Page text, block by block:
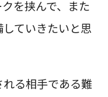
を挟んで、また
ていきたいと思
る相手である難